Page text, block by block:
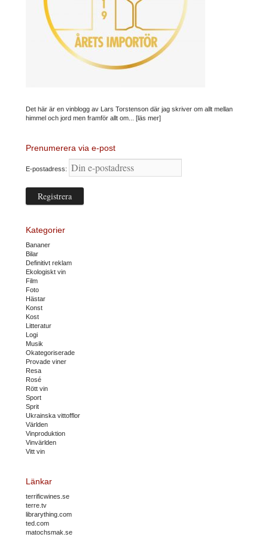
Det här är en vinblogg av Lars Torstenson där jag skriver om allt mellan
himmel och jord men framför allt om... [läs mer]
Prenumerera via e-post
E-postadress:
Kategorier
Bananer
Bilar
Definitivt reklam
Ekologiskt vin
Film
Foto
Hästar
Konst
Kost
Litteratur
Logi
Musik
Okategoriserade
Provade viner
Resa
Rosé
Rött vin
Sport
Sprit
Ukrainska vittofflor
Världen
Vinproduktion
Vinvärlden
Vitt vin
Länkar
terrificwines.se
terre.tv
librarything.com
ted.com
matochsmak.se